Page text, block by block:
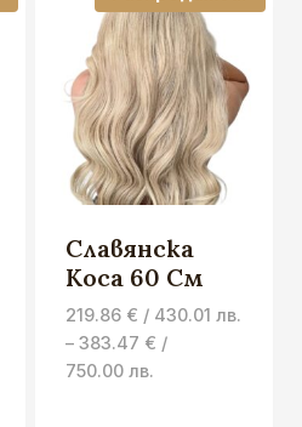
Славянска
Коса 60 См
219.86 € / 430.01 лв.
– 383.47 € /
750.00 лв.Price